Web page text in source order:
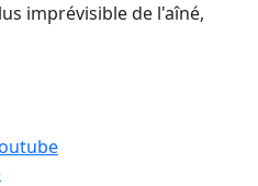
imprévisible de l'aîné,